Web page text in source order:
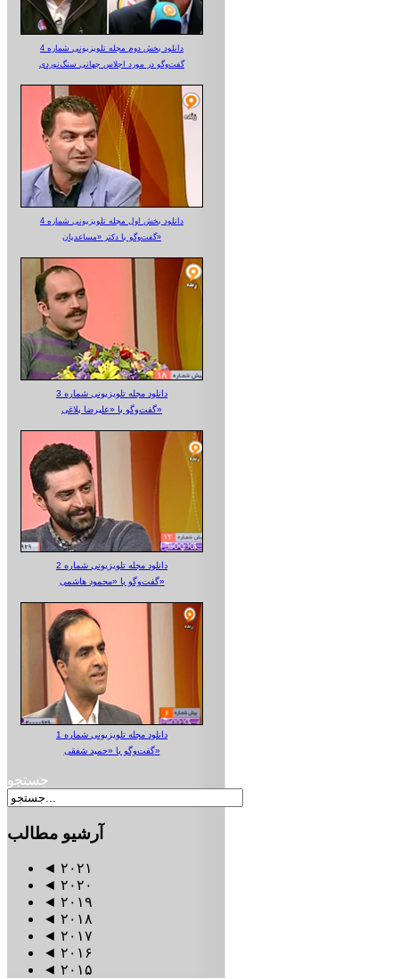
دانلود بخش دوم مجله تلویزیونی شماره 4
گفت‌وگو در مورد اجلاس جهانی سنگ‌نوردی
دانلود بخش اول مجله تلویزیونی شماره 4
گفت‌وگو با دکتر «مساعدیان»
دانلود مجله تلویزیونی شماره 3
گفت‌وگو با «علیرضا بلاغی»
دانلود مجله تلویزیونی شماره 2
گفت‌وگو با «محمود هاشمی»
دانلود مجله تلویزیونی شماره 1
گفت‌وگو با «حمید شفقی»
جستجو
آرشیو مطالب
◄ ۲۰۲۱
◄ ۲۰۲۰
◄ ۲۰۱۹
◄ ۲۰۱۸
◄ ۲۰۱۷
◄ ۲۰۱۶
◄ ۲۰۱۵